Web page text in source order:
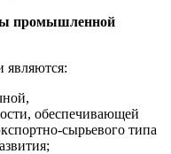
промышленной
обеспечивающей
сырьевого типа